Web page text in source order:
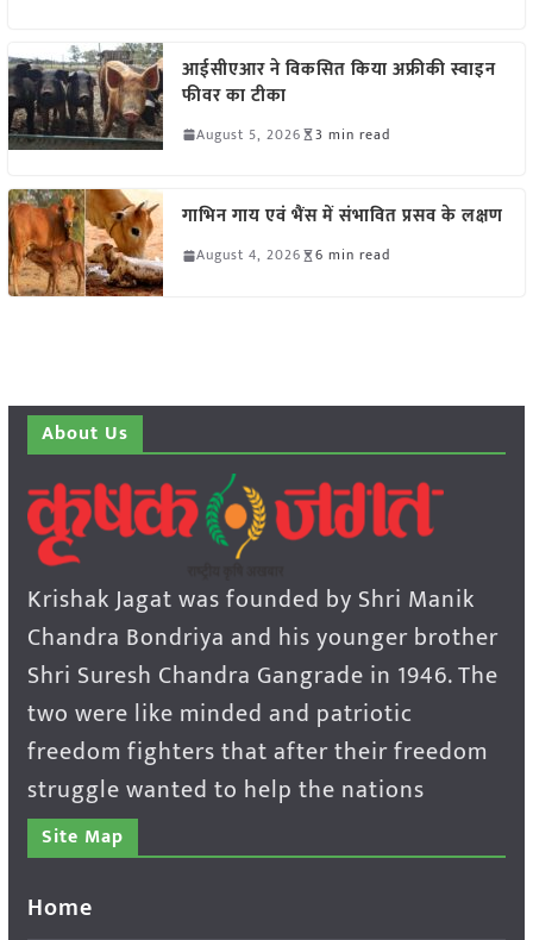
आईसीएआर ने विकसित किया अफ्रीकी स्वाइन
फीवर का टीका
August 5, 2026 3 min read
गाभिन गाय एवं भैंस में संभावित प्रसव के लक्षण
August 4, 2026 6 min read
About Us
Krishak Jagat was founded by Shri Manik
Chandra Bondriya and his younger brother
Shri Suresh Chandra Gangrade in 1946. The
two were like minded and patriotic
freedom fighters that after their freedom
struggle wanted to help the nations
Site Map
Home